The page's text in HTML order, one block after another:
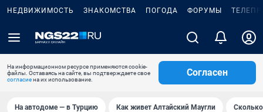
НЕДВИЖИМОСТЬ ЗНАКОМСТВА ПОГОДА ФОРУМЫ
На информационном ресурсе применяются cookie-
файлы. Оставаясь на сайте, вы подтверждаете свое
согласиена их использование.
Согласен
На автодоме — в Турцию Как живет Алтайский Маугли